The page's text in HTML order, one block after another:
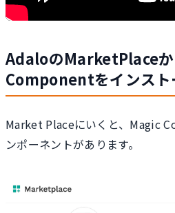
AdaloのMarketPlace
Componentをインスト
Market Placeにいくと、Magic
ンポーネントがあります。